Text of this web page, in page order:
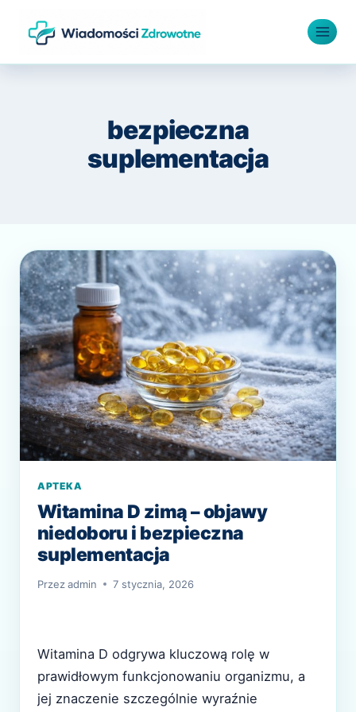
bezpieczna
suplementacja
APTEKA
Witamina D zimą – objawy
niedoboru i bezpieczna
suplementacja
Przezadmin 7 stycznia, 2026
Witamina D odgrywa kluczową rolę w
prawidłowym funkcjonowaniu organizmu, a
jej znaczenie szczególnie wyraźnie